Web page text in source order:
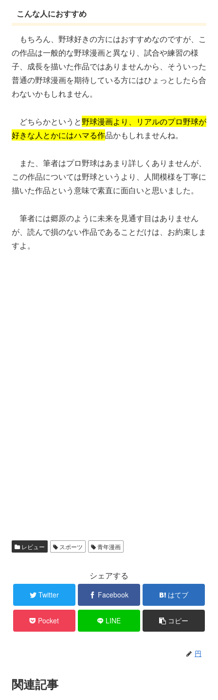
こんな人におすすめ
もちろん、野球好きの方にはおすすめなのですが、こ
の作品は一般的な野球漫画と異なり、試合や練習の様
子、成長を描いた作品ではありませんから、そういった
普通の野球漫画を期待している方にはひょっとしたら合
わないかもしれません。
どちらかというと野球漫画より、リアルのプロ野球が
好きな人とかにはハマる作品かもしれませんね。
また、筆者はプロ野球はあまり詳しくありませんが、
この作品については野球というより、人間模様を丁寧に
描いた作品という意味で素直に面白いと思いました。
筆者には郷原のように未来を見通す目はありません
が、読んで損のない作品であることだけは、お約束しま
すよ。
レビュー スポーツ 青年漫画
シェアする
Twitter Facebook はてブ
Pocket LINE コピー
円
関連記事